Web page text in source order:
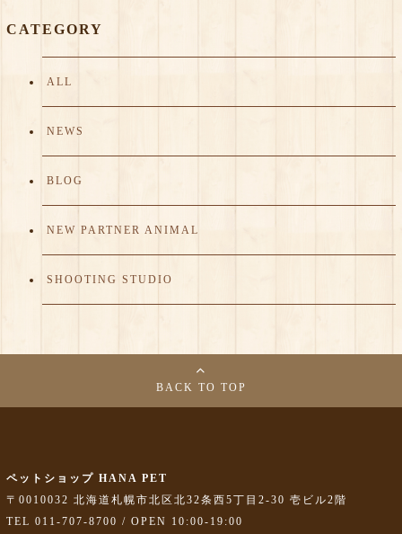
CATEGORY
ALL
NEWS
BLOG
NEW PARTNER ANIMAL
SHOOTING STUDIO
BACK TO TOP
ペットショップ HANA PET
〒0010032 北海道札幌市北区北32条西5丁目2-30 壱ビル2階
TEL 011-707-8700 / OPEN 10:00-19:00